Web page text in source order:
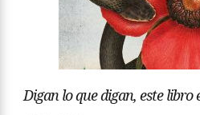
Digan lo que digan, este libro